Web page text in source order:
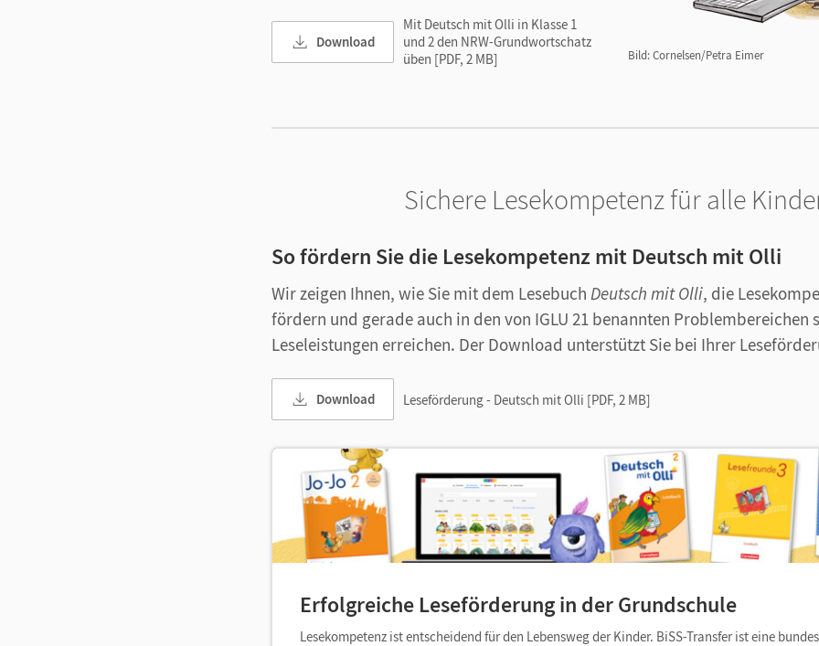
Bild: Cornelsen/Petra Eimer
Download
Mit Deutsch mit Olli in Klasse 1
und 2 den NRW-Grundwortschatz
üben [PDF, 2 MB]
Sichere Lesekompetenz für alle
So fördern Sie die Lesekompetenz mit Deutsch mit Olli
Wir zeigen Ihnen, wie Sie mit dem Lesebuch Deutsch mit Olli, die
fördern und gerade auch in den von IGLU 21 benannten Problembereichen
Leseleistungen erreichen. Der Download unterstützt Sie bei Ihrer
Download Leseförderung - Deutsch mit Olli [PDF, 2 MB]
Erfolgreiche Leseförderung in der Grundschule
Lesekompetenz ist entscheidend für den Lebensweg der Kinder. BiSS-Transfer ist eine